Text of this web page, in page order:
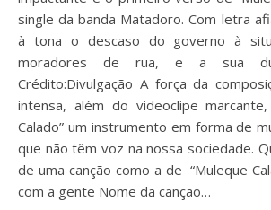
single da banda Matadoro. Com letra
à tona o descaso do governo à
moradores de rua, e a sua
Crédito:Divulgação A força da
intensa, além do videoclipe
Calado” um instrumento em forma de
que não têm voz na nossa sociedade.
de uma canção como a de “Muleque
com a gente Nome da canção…